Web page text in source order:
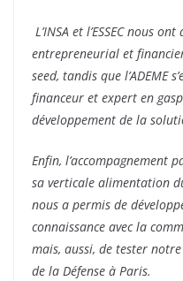
L’INSA et l’ESSEC nous
entrepreneurial et
seed, tandis que l’ADEME
financeur et expert en
développement de la
Enfin, l’accompagnement
sa verticale alimentation
nous a permis de
connaissance avec la
mais, aussi, de tester
de la Défense à Paris.